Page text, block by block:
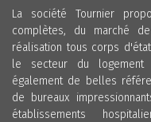
La société Tournier
complètes, du marché
réalisation tous corps
le secteur du logement
également de belles
de bureaux
établissements